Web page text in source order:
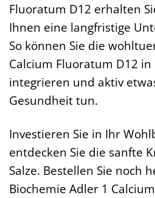
Fluoratum D12 erhalten
Ihnen eine langfristige
So können Sie die
Calcium Fluoratum D12
integrieren und aktiv
Gesundheit tun.
Investieren Sie in Ihr
entdecken Sie die sanfte
Salze. Bestellen Sie noch
Biochemie Adler 1